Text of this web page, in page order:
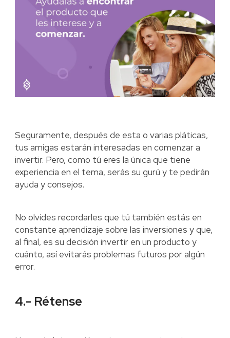
Seguramente, después de esta o varias pláticas,
tus amigas estarán interesadas en comenzar a
invertir. Pero, como tú eres la única que tiene
experiencia en el tema, serás su gurú y te pedirán
ayuda y consejos.
No olvides recordarles que tú también estás en
constante aprendizaje sobre las inversiones y que,
al final, es su decisión invertir en un producto y
cuánto, así evitarás problemas futuros por algún
error.
4.- Rétense